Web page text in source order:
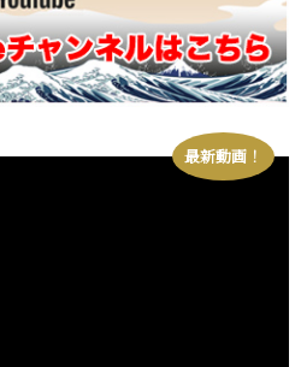
最新動画！